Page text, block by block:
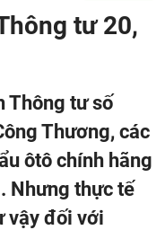
tư 20,
Thông tư số
Thương, các
ôtô chính hãng
Nhưng thực tế
vậy đối với